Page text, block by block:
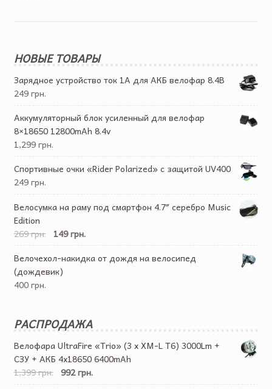
НОВЫЕ ТОВАРЫ
Зарядное устройство ток 1А для АКБ велофар 8.4В
249 грн.
Аккумуляторный блок усиленный для велофар
8×18650 12800mAh 8.4v
1,299 грн.
Спортивные очки «Rider Polarized» с защитой UV400
249 грн.
Велосумка на раму под смартфон 4.7″ серебро Music
Edition
269 грн.
149 грн.
Велочехол-накидка от дождя на велосипед
(дождевик)
400 грн.
РАСПРОДАЖА
Велофара UltraFire «Trio» (3 x XM-L T6) 3000Lm +
СЗУ + АКБ 4х18650 6400mAh
1,399 грн. 992 грн.